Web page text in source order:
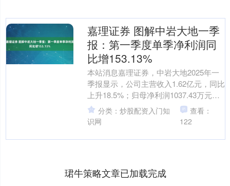
嘉理证券 图解中岩大地一季
报：第一季度单季净利润同
比增153.13%
本站消息嘉理证券，中岩大地2025年一
季报显示，公司主营收入1.62亿元，同比
上升18.5%；归母净利润1037.43万元嘉
理证券，同比上升153.13%；扣非....
分类：炒股配资入门知
识网
查看：
122
珺牛策略文章已加载完成